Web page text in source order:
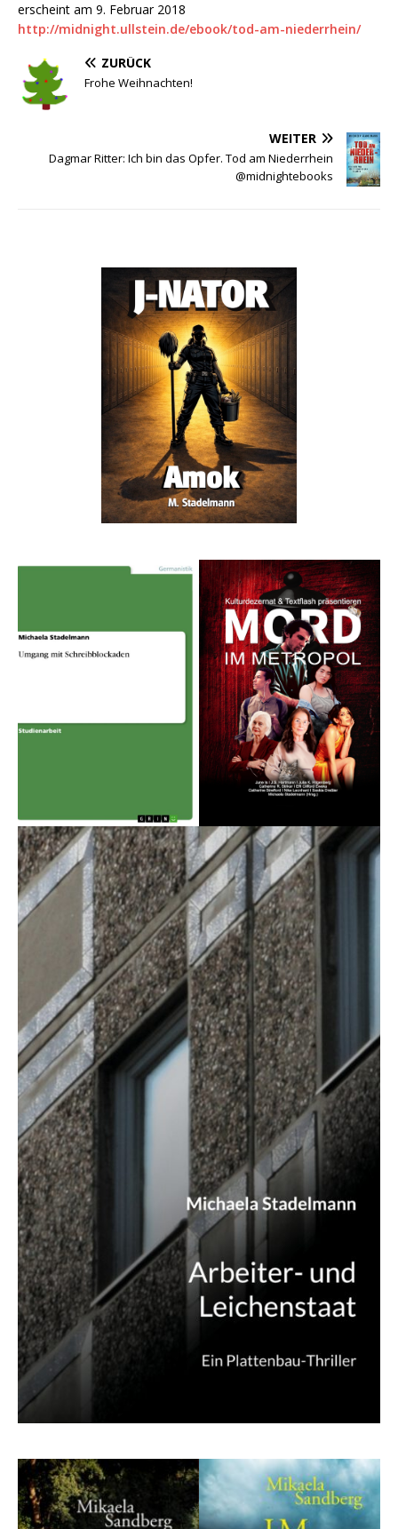
erscheint am 9. Februar 2018
http://midnight.ullstein.de/ebook/tod-am-niederrhein/
ZURÜCK
Frohe Weihnachten!
WEITER
Dagmar Ritter: Ich bin das Opfer. Tod am Niederrhein
@midnightebooks